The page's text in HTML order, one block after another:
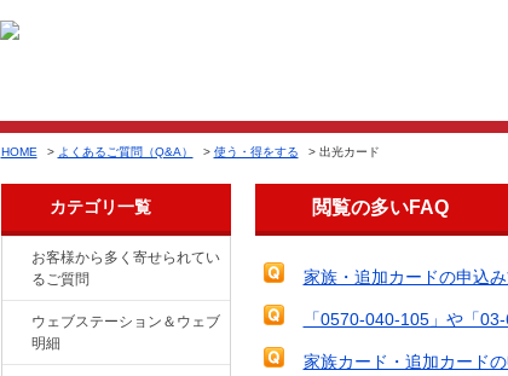
HOME > よくあるご質問（Q&A） > 使う・得をする > 出光カード
カテゴリ一覧
お客様から多く寄せられてい
るご質問
ウェブステーション＆ウェブ
明細
閲覧の多いFAQ
家族・追加カードの申込
「0570-040-105」や「
家族カード・追加カード